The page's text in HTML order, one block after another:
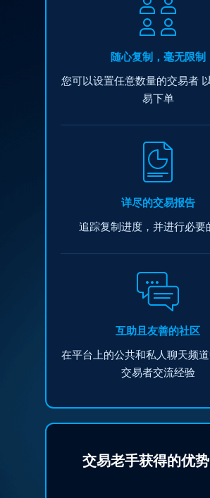
随心复制，毫无限制
您可以设置任意数量的交易者
易下单
详尽的交易报告
追踪复制进度，并进行必要
互助且友善的社区
在平台上的公共和私人聊天频
交易者交流经验
交易老手获得的优势